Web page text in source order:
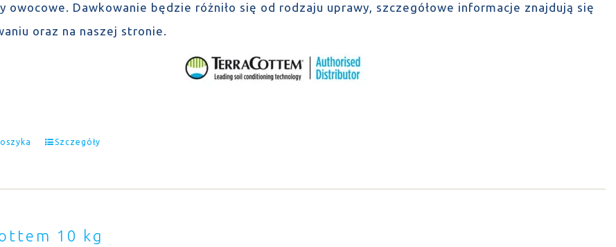
owocowe. Dawkowanie będzie różniło się od rodzaju uprawy, szczegółowe informacje znajdują się
oraz na naszej stronie.
Szczegóły
10 kg